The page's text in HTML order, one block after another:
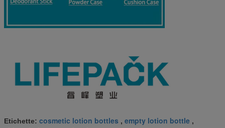
Etichette: cosmetic lotion bottles , empty lotion bottle ,